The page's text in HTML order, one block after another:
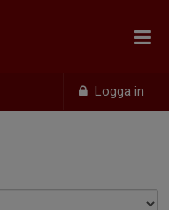
Logga in